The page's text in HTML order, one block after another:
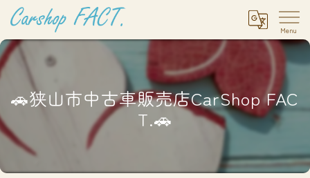
🚗狭山市中古車販売店CarShop FAC
T.🚗